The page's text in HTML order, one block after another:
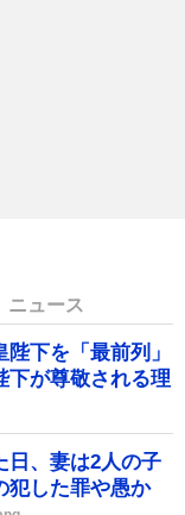
ニュース
下を「最前列」
が尊敬される理
日、妻は2人の子
犯した罪や愚か